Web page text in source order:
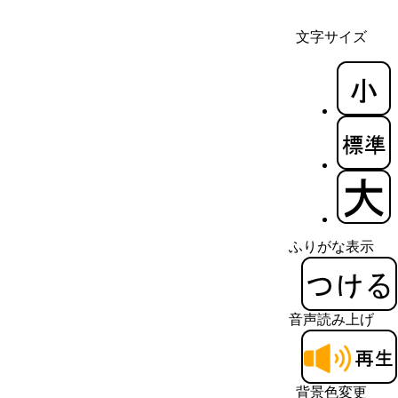
文字サイズ
ふりがな表示
音声読み上げ
背景色変更